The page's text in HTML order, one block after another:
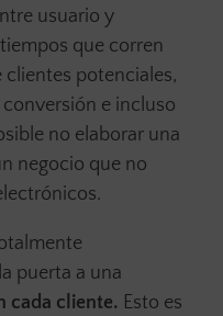
usuario y
que corren
clientes potenciales,
e incluso
no elaborar una
negocio que no
puerta a una
cada cliente. Esto es